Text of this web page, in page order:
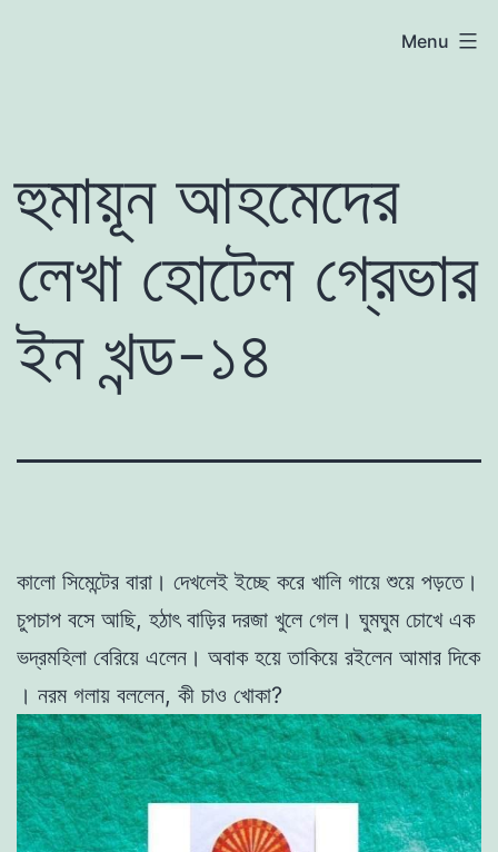
Menu
হুমায়ূন আহমেদের
লেখা হোটেল গ্রেভার
ইন খন্ড-১৪
কালো সিমেন্টের বারা। দেখলেই ইচ্ছে করে খালি গায়ে শুয়ে পড়তে।
চুপচাপ বসে আছি, হঠাৎ বাড়ির দরজা খুলে গেল। ঘুমঘুম চোখে এক
ভদ্রমহিলা বেরিয়ে এলেন। অবাক হয়ে তাকিয়ে রইলেন আমার দিকে
। নরম গলায় বললেন, কী চাও খােকা?